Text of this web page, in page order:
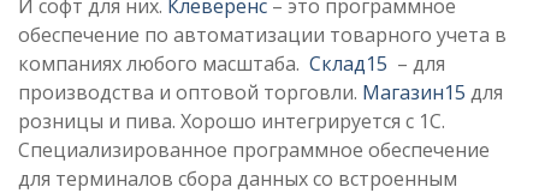
И софт для них. Клеверенс – это программное
обеспечение по автоматизации товарного учета в
компаниях любого масштаба. Склад15 – для
производства и оптовой торговли. Магазин15 для
розницы и пива. Хорошо интегрируется с 1С.
Специализированное программное обеспечение
для терминалов сбора данных со встроенным